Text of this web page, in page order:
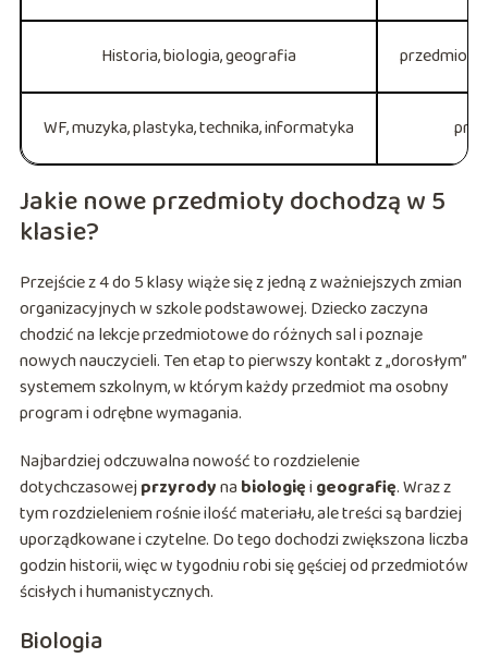
Historia, biologia, geografia przedmioty
WF, muzyka, plastyka, technika, informatyka
Jakie nowe przedmioty dochodzą w 5
klasie?
Przejście z 4 do 5 klasy wiąże się z jedną z ważniejszych zmian
organizacyjnych w szkole podstawowej. Dziecko zaczyna
chodzić na lekcje przedmiotowe do różnych sal i poznaje
nowych nauczycieli. Ten etap to pierwszy kontakt z „dorosłym”
systemem szkolnym, w którym każdy przedmiot ma osobny
program i odrębne wymagania.
Najbardziej odczuwalna nowość to rozdzielenie
dotychczasowejprzyrodyna biologięi geografię. Wraz z
tym rozdzieleniem rośnie ilość materiału, ale treści są bardziej
uporządkowane i czytelne. Do tego dochodzi zwiększona liczba
godzin historii, więc w tygodniu robi się gęściej od przedmiotów
ścisłych i humanistycznych.
Biologia